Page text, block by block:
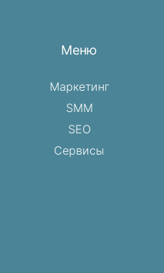
Меню
Маркетинг
SMM
SEO
Сервисы